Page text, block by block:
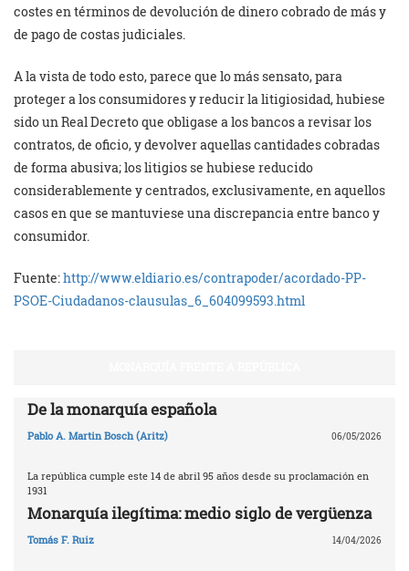
costes en términos de devolución de dinero cobrado de más y
de pago de costas judiciales.
A la vista de todo esto, parece que lo más sensato, para
proteger a los consumidores y reducir la litigiosidad, hubiese
sido un Real Decreto que obligase a los bancos a revisar los
contratos, de oficio, y devolver aquellas cantidades cobradas
de forma abusiva; los litigios se hubiese reducido
considerablemente y centrados, exclusivamente, en aquellos
casos en que se mantuviese una discrepancia entre banco y
consumidor.
Fuente:http://www.eldiario.es/contrapoder/acordado-PP-
PSOE-Ciudadanos-clausulas_6_604099593.html
De la monarquía española
Pablo A. Martin Bosch (Aritz) 06/05/2026
La república cumple este 14 de abril 95 años desde su proclamación en
1931
Monarquía ilegítima: medio siglo de vergüenza
Tomás F. Ruiz 14/04/2026